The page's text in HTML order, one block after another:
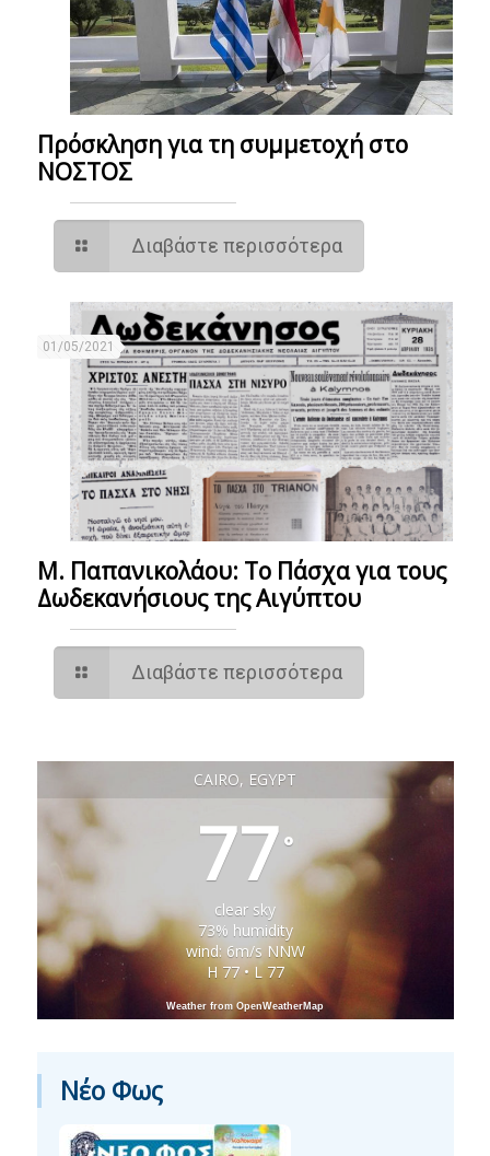
Πρόσκληση για τη συμμετοχή στο
ΝΟΣΤΟΣ
Διαβάστε περισσότερα
01/05/2021
M. Παπανικολάου: Το Πάσχα για τους
Δωδεκανήσιους της Αιγύπτου
Διαβάστε περισσότερα
CAIRO, EGYPT
77°
clear sky
73% humidity
wind: 6m/s NNW
H 77 • L 77
Weather from OpenWeatherMap
Νέο Φως